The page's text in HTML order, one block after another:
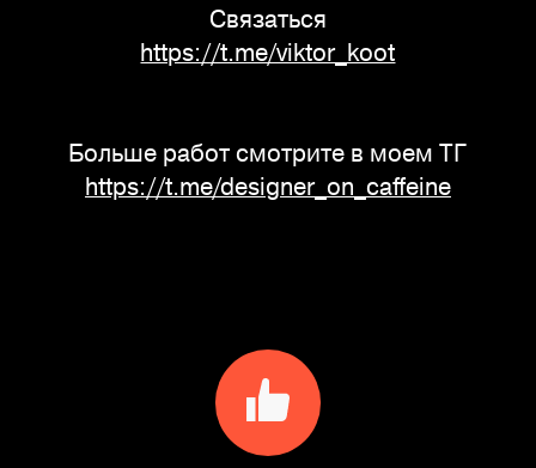
Связаться
https://t.me/viktor_koot
Больше работ смотрите в моем ТГ
https://t.me/designer_on_caffeine